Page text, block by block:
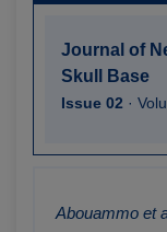
Journal of
Skull Base
Issue 02 ·
Abouammo et